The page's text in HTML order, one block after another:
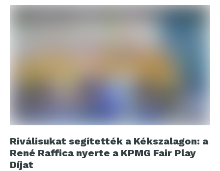
Riválisukat segítették a Kékszalagon: a
René Raffica nyerte a KPMG Fair Play
Díjat